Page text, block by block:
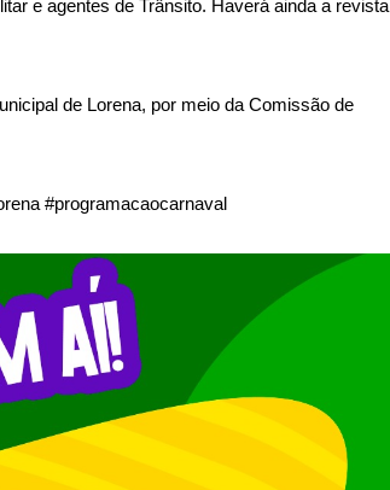
e agentes de Trânsito. Haverá ainda a revista
de Lorena, por meio da Comissão de
#programacaocarnaval